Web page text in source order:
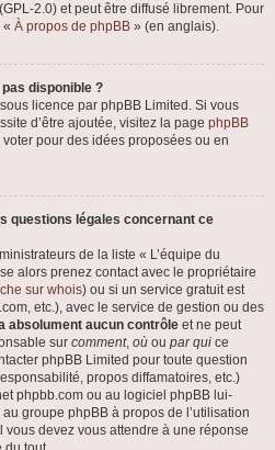
2.0) et peut être diffusé librement. Pour
« À propos de phpBB » (en anglais).
disponible ?
licence par phpBB Limited. Si vous
d’être ajoutée, visitez la page phpBB
pour des idées proposées ou en
questions légales concernant ce
de la liste « L’équipe du
alors prenez contact avec le propriétaire
sur whois) ou si un service gratuit est
etc.), avec le service de gestion ou des
absolument aucun contrôle et ne peut
sur comment, où ou par qui ce
phpBB Limited pour toute question
propos diffamatoires, etc.)
phpbb.com ou au logiciel phpBB lui-
groupe phpBB à propos de l’utilisation
vous devez vous attendre à une réponse